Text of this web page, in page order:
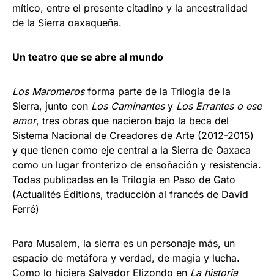
mítico, entre el presente citadino y la ancestralidad
de la Sierra oaxaqueña.
Un teatro que se abre al mundo
Los Maromerosforma parte de la Trilogía de la
Sierra, junto con Los Caminantesy Los Errantes o ese
amor, tres obras que nacieron bajo la beca del
Sistema Nacional de Creadores de Arte (2012-2015)
y que tienen como eje central a la Sierra de Oaxaca
como un lugar fronterizo de ensoñación y resistencia.
Todas publicadas en la Trilogía en Paso de Gato
(Actualités Éditions, traducción al francés de David
Ferré)
Para Musalem, la sierra es un personaje más, un
espacio de metáfora y verdad, de magia y lucha.
Como lo hiciera Salvador Elizondo en La historia